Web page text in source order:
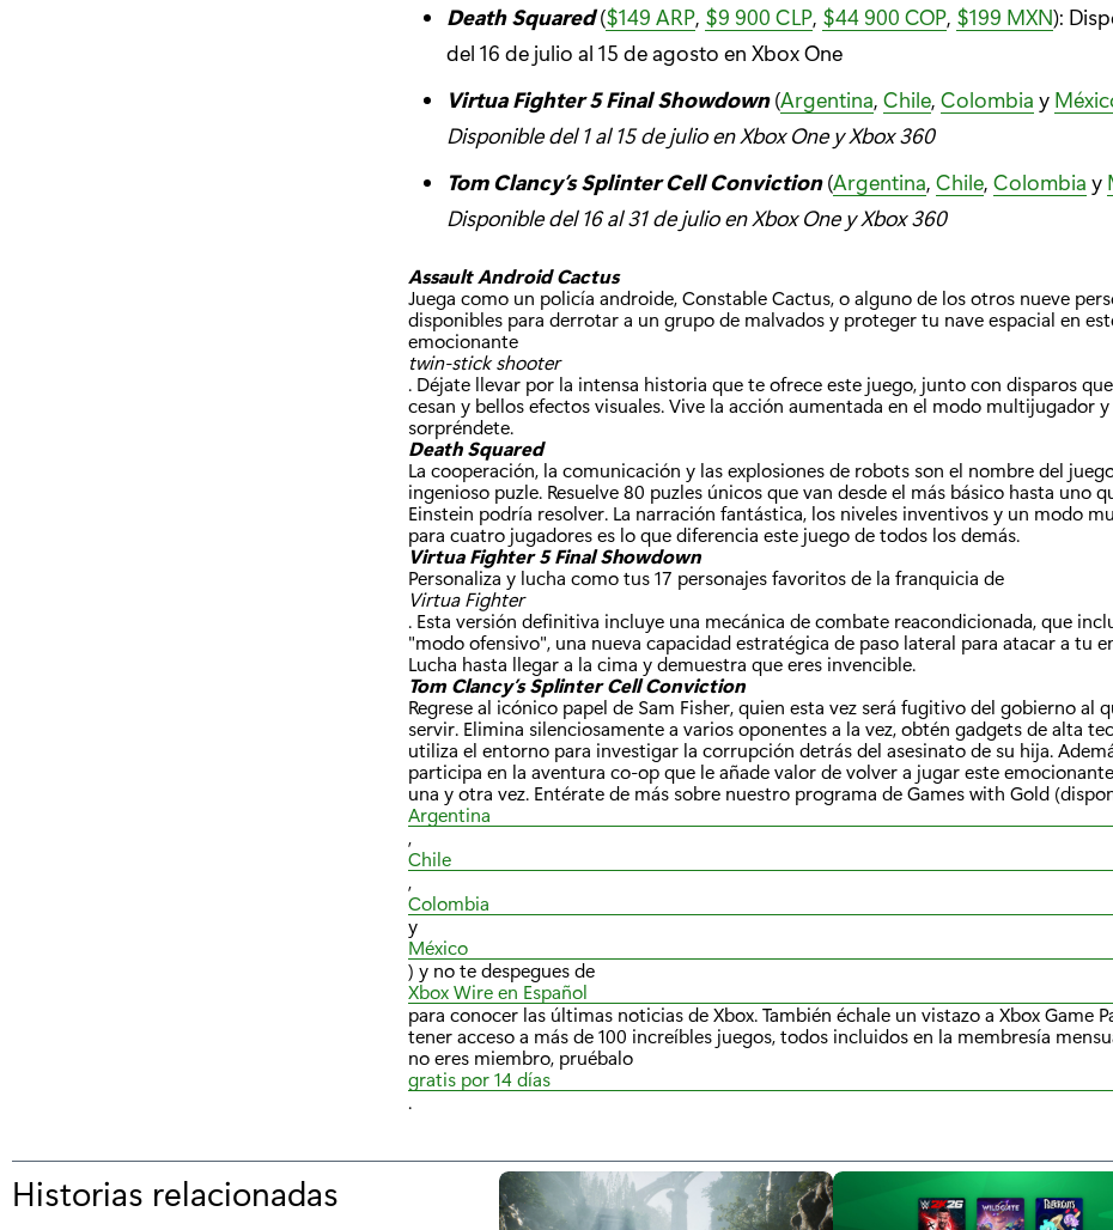
Death Squared($149 ARP, $9 900 CLP, $44 900 COP, $199 MXN):
del 16 de julio al 15 de agosto en Xbox One
Virtua Fighter 5 Final Showdown(Argentina, Chile, Colombia y
Disponible del 1 al 15 de julio en Xbox One y Xbox 360
Tom Clancy’s Splinter Cell Conviction(Argentina, Chile, Colombia y
Disponible del 16 al 31 de julio en Xbox One y Xbox 360
Assault Android Cactus
Juega como un policía androide, Constable Cactus, o alguno de los otros nueve
disponibles para derrotar a un grupo de malvados y proteger tu nave espacial en
emocionante
twin-stick shooter
. Déjate llevar por la intensa historia que te ofrece este juego, junto con disparos
cesan y bellos efectos visuales. Vive la acción aumentada en el modo multijugador y
sorpréndete.
Death Squared
La cooperación, la comunicación y las explosiones de robots son el nombre del
ingenioso puzle. Resuelve 80 puzles únicos que van desde el más básico hasta uno
Einstein podría resolver. La narración fantástica, los niveles inventivos y un modo
para cuatro jugadores es lo que diferencia este juego de todos los demás.
Virtua Fighter 5 Final Showdown
Personaliza y lucha como tus 17 personajes favoritos de la franquicia de
Virtua Fighter
. Esta versión definitiva incluye una mecánica de combate reacondicionada, que
"modo ofensivo", una nueva capacidad estratégica de paso lateral para atacar a tu
Lucha hasta llegar a la cima y demuestra que eres invencible.
Tom Clancy’s Splinter Cell Conviction
Regrese al icónico papel de Sam Fisher, quien esta vez será fugitivo del gobierno al
servir. Elimina silenciosamente a varios oponentes a la vez, obtén gadgets de alta
utiliza el entorno para investigar la corrupción detrás del asesinato de su hija.
participa en la aventura co-op que le añade valor de volver a jugar este
una y otra vez. Entérate de más sobre nuestro programa de Games with Gold
Argentina
,
Chile
,
Colombia
y
México
) y no te despegues de
Xbox Wire en Español
para conocer las últimas noticias de Xbox. También échale un vistazo a Xbox Game
tener acceso a más de 100 increíbles juegos, todos incluidos en la membresía
no eres miembro, pruébalo
gratis por 14 días
.
Historias relacionadas